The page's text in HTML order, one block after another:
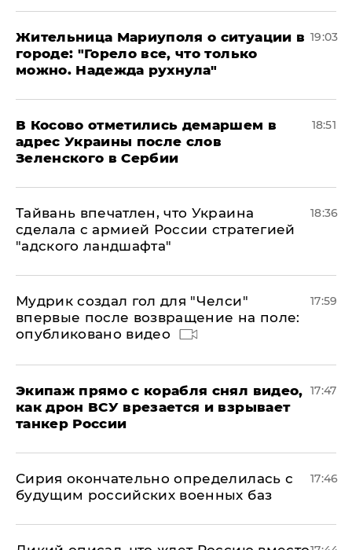
Жительница Мариуполя о ситуации в
городе: "Горело все, что только
можно. Надежда рухнула"
19:03
В Косово отметились демаршем в
адрес Украины после слов
Зеленского в Сербии
18:51
Тайвань впечатлен, что Украина
сделала с армией России стратегией
"адского ландшафта"
18:36
Мудрик создал гол для "Челси"
впервые после возвращение на поле:
опубликовано видео
17:59
Экипаж прямо с корабля снял видео,
как дрон ВСУ врезается и взрывает
танкер России
17:47
Сирия окончательно определилась с
будущим российских военных баз
17:46